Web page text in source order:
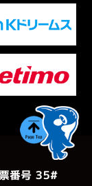
番号 ３５#